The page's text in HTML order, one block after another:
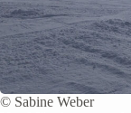
© Sabine Weber